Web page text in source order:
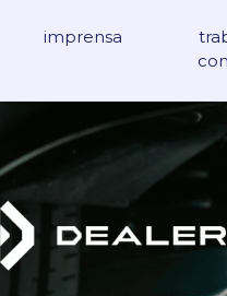
imprensa